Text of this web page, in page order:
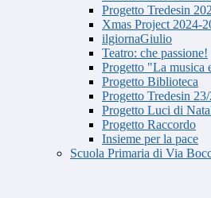
Progetto Tredesin
Xmas Project 2024-
ilgiornaGiulio
Teatro: che passione!
Progetto "La musica
Progetto Biblioteca
Progetto Tredesin
Progetto Luci di
Progetto Raccordo
Insieme per la pace
Scuola Primaria di Via